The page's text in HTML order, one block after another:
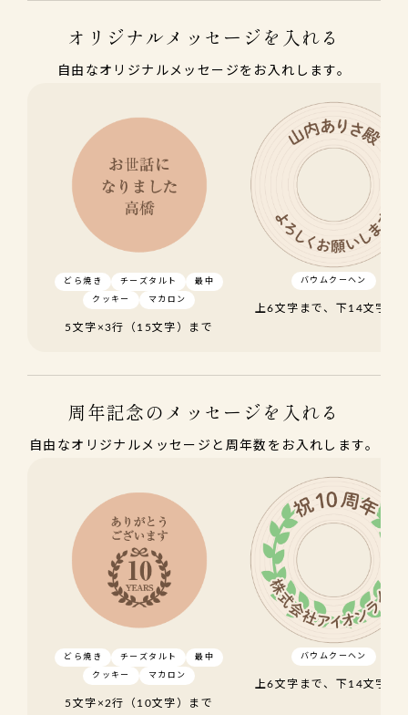
オリジナルメッセージを入れる
自由なオリジナルメッセージをお入れします。
どら焼き チーズタルト 最中
クッキー マカロン
5文字×3行（15文字）まで
バウムクーヘン
上6文字まで、下14文字ま
周年記念のメッセージを入れる
自由なオリジナルメッセージと周年数をお入れします。
どら焼き チーズタルト 最中
クッキー マカロン
5文字×2行（10文字）まで
バウムクーヘン
上6文字まで、下14文字ま